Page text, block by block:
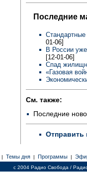
Последние
01-06]
В России
[12-01-06]
Спад
«Газовая
См. также:
Последние
Отправить
| Темы дня | Программы |
c 2004 Радио Свобода /